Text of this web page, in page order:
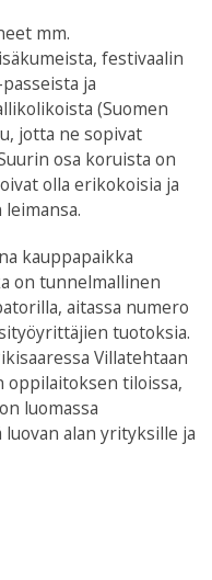
mm.
festivaalin
ja
(Suomen
jotta ne sopivat
osa koruista on
olla erikokoisia ja
kauppapaikka
on tunnelmallinen
aitassa numero
tuotoksia.
Villatehtaan
oppilaitoksen tiloissa,
luomassa
alan yrityksille ja